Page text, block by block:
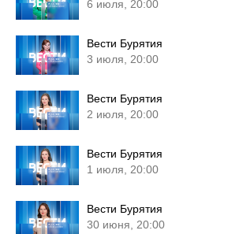
6 июля, 20:00
Вести Бурятия
3 июля, 20:00
Вести Бурятия
2 июля, 20:00
Вести Бурятия
1 июля, 20:00
Вести Бурятия
30 июня, 20:00